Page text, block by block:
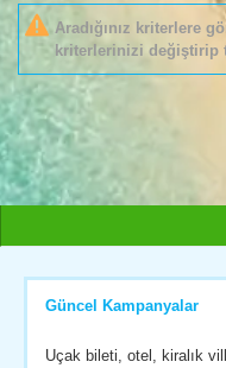
Aradığınız kriterlere
kriterlerinizi değiştirip
Güncel Kampanyalar
Uçak bileti, otel, kiralık